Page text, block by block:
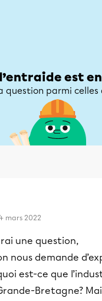
est
question parmi celles
mars 2022
une question,
nous demande
est-ce que
Bretagne?